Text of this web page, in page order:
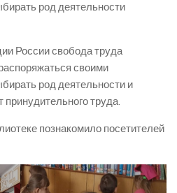
род деятельности
России свобода труда
своими
род деятельности и
труда.
познакомило посетителей